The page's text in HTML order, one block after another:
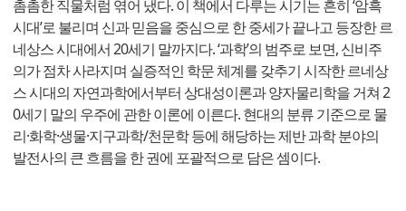
촘촘한 직물처럼 엮어 냈다. 이 책에서 다루는 시기는 흔히 ‘암흑
시대’로 불리며 신과 믿음을 중심으로 한 중세가 끝나고 등장한 르
네상스 시대에서 20세기 말까지다. ‘과학’의 범주로 보면, 신비주
의가 점차 사라지며 실증적인 학문 체계를 갖추기 시작한 르네상
스 시대의 자연과학에서부터 상대성이론과 양자물리학을 거쳐 2
0세기 말의 우주에 관한 이론에 이른다. 현대의 분류 기준으로 물
리·화학·생물·지구과학/천문학 등에 해당하는 제반 과학 분야의
발전사의 큰 흐름을 한 권에 포괄적으로 담은 셈이다.